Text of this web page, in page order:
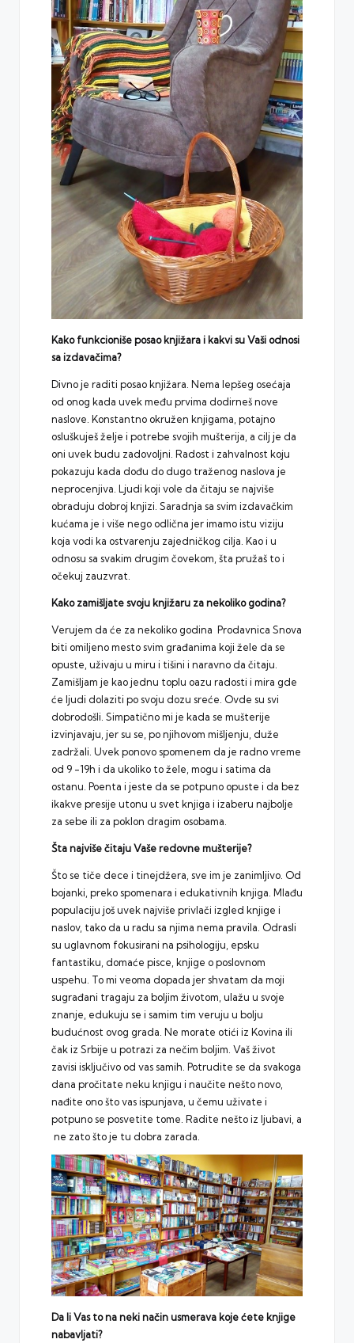
Kako funkcioniše posao knjižara i kakvi su Vaši odnosi
sa izdavačima?
Divno je raditi posao knjižara. Nema lepšeg osećaja
od onog kada uvek među prvima dodirneš nove
naslove. Konstantno okružen knjigama, potajno
osluškuješ želje i potrebe svojih mušterija, a cilj je da
oni uvek budu zadovoljni. Radost i zahvalnost koju
pokazuju kada dođu do dugo traženog naslova je
neprocenjiva. Ljudi koji vole da čitaju se najviše
obraduju dobroj knjizi. Saradnja sa svim izdavačkim
kućama je i više nego odlična jer imamo istu viziju
koja vodi ka ostvarenju zajedničkog cilja. Kao i u
odnosu sa svakim drugim čovekom, šta pružaš to i
očekuj zauzvrat.
Kako zamišljate svoju knjižaru za nekoliko godina?
Verujem da će za nekoliko godina Prodavnica Snova
biti omiljeno mesto svim građanima koji žele da se
opuste, uživaju u miru i tišini i naravno da čitaju.
Zamišljam je kao jednu toplu oazu radosti i mira gde
će ljudi dolaziti po svoju dozu sreće. Ovde su svi
dobrodošli. Simpatično mi je kada se mušterije
izvinjavaju, jer su se, po njihovom mišljenju, duže
zadržali. Uvek ponovo spomenem da je radno vreme
od 9 -19h i da ukoliko to žele, mogu i satima da
ostanu. Poenta i jeste da se potpuno opuste i da bez
ikakve presije utonu u svet knjiga i izaberu najbolje
za sebe ili za poklon dragim osobama.
Šta najviše čitaju Vaše redovne mušterije?
Što se tiče dece i tinejdžera, sve im je zanimljivo. Od
bojanki, preko spomenara i edukativnih knjiga. Mlađu
populaciju još uvek najviše privlači izgled knjige i
naslov, tako da u radu sa njima nema pravila. Odrasli
su uglavnom fokusirani na psihologiju, epsku
fantastiku, domaće pisce, knjige o poslovnom
uspehu. To mi veoma dopada jer shvatam da moji
sugrađani tragaju za boljim životom, ulažu u svoje
znanje, edukuju se i samim tim veruju u bolju
budućnost ovog grada. Ne morate otići iz Kovina ili
čak iz Srbije u potrazi za nečim boljim. Vaš život
zavisi isključivo od vas samih. Potrudite se da svakoga
dana pročitate neku knjigu i naučite nešto novo,
nađite ono što vas ispunjava, u čemu uživate i
potpuno se posvetite tome. Radite nešto iz ljubavi, a
ne zato što je tu dobra zarada.
Da li Vas to na neki način usmerava koje ćete knjige
nabavljati?